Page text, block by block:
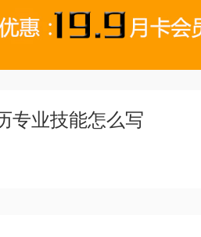
专业技能怎么写